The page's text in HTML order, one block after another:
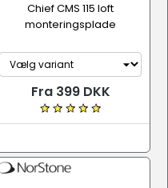
Chief CMS 115 loft
monteringsplade
Fra 399 DKK